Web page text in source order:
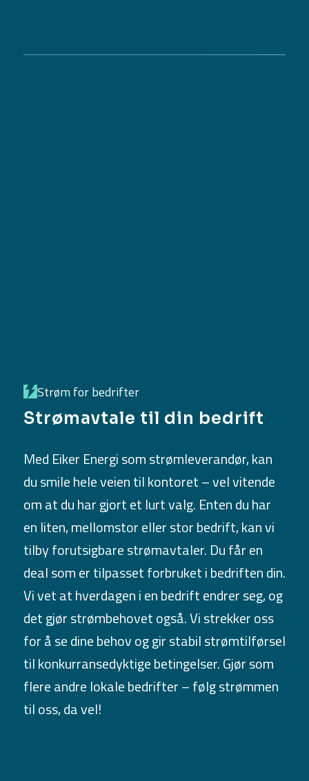
Strøm for bedrifter
Strømavtale til din bedrift
Med Eiker Energi som strømleverandør, kan
du smile hele veien til kontoret – vel vitende
om at du har gjort et lurt valg. Enten du har
en liten, mellomstor eller stor bedrift, kan vi
tilby forutsigbare strømavtaler. Du får en
deal som er tilpasset forbruket i bedriften din.
Vi vet at hverdagen i en bedrift endrer seg, og
det gjør strømbehovet også. Vi strekker oss
for å se dine behov og gir stabil strømtilførsel
til konkurransedyktige betingelser. Gjør som
flere andre lokale bedrifter – følg strømmen
til oss, da vel!